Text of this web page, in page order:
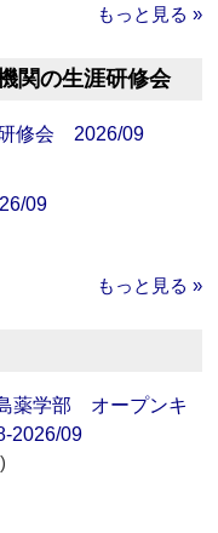
もっと見る »
関の生涯研修会
修会 2026/09
09
もっと見る »
薬学部 オープンキ
2026/09